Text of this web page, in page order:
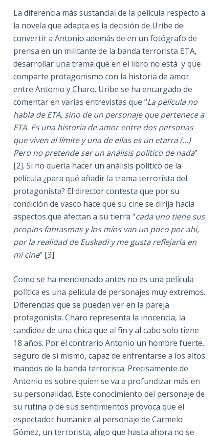
La diferencia más sustancial de la película respecto a
la novela que adapta es la decisión de Uribe de
convertir a Antonio además de en un fotógrafo de
prensa en un militante de la banda terrorista ETA,
desarrollar una trama que en el libro no está y que
comparte protagonismo con la historia de amor
entre Antonio y Charo. Uribe se ha encargado de
comentar en varias entrevistas que “La película no
habla de ETA, sino de un personaje que pertenece a
ETA. Es una historia de amor entre dos personas
que viven al límite y una de ellas es un etarra (…)
Pero no pretende ser un análisis político de nada”
[2]. Si no quería hacer un análisis político de la
película ¿para qué añadir la trama terrorista del
protagonista? El director contesta que por su
condición de vasco hace que su cine se dirija hacia
aspectos que afectan a su tierra “cada uno tiene sus
propios fantasmas y los míos van un poco por ahí,
por la realidad de Euskadi y me gusta reflejarla en
mi cine” [3].
Como se ha mencionado antes no es una película
política es una película de personajes muy extremos.
Diferencias que se pueden ver en la pareja
protagonista. Charo representa la inocencia, la
candidez de una chica que al fin y al cabo solo tiene
18 años. Por el contrario Antonio un hombre fuerte,
seguro de si mismo, capaz de enfrentarse a los altos
mandos de la banda terrorista. Precisamente de
Antonio es sobre quien se va a profundizar más en
su personalidad. Este conocimiento del personaje de
su rutina o de sus sentimientos provoca que el
espectador humanice al personaje de Carmelo
Gómez, un terrorista, algo que hasta ahora no se